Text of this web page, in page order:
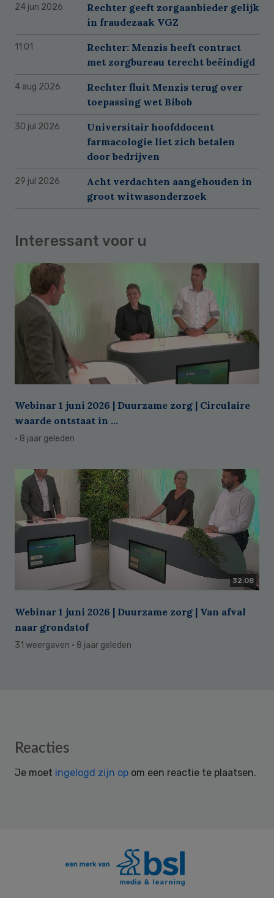
24 jun 2026
Rechter geeft zorgaanbieder gelijk
in fraudezaak VGZ
11:01
Rechter: Menzis heeft contract
met zorgbureau terecht beëindigd
4 aug 2026
Rechter fluit Menzis terug over
toepassing wet Bibob
30 jul 2026
Universitair hoofddocent
farmacologie liet zich betalen
door bedrijven
29 jul 2026
Acht verdachten aangehouden in
groot witwasonderzoek
Interessant voor u
Webinar 1 juni 2026 | Duurzame zorg | Circulaire
waarde ontstaat in ...
· 8 jaar geleden
32:08
Webinar 1 juni 2026 | Duurzame zorg | Van afval
naar grondstof
31 weergaven · 8 jaar geleden
Reader
Reacties
Je moet ingelogd zijn op om een reactie te plaatsen.